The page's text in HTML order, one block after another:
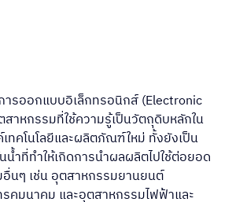
รออกแบบอิเล็กทรอนิกส์ (Electronic
สาหกรรมที่ใช้ความรู้เป็นวัตถุดิบหลักใน
ทคโนโลยีและผลิตภัณฑ์ใหม่ ทั้งยังเป็น
ำที่ทำให้เกิดการนำผลผลิตไปใช้ต่อยอด
นๆ เช่น อุตสาหกรรมยานยนต์
คมนาคม และอุตสาหกรรมไฟฟ้าและ